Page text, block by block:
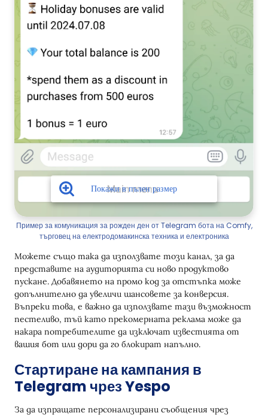
Пример за комуникация за рожден ден от Telegram бота на Comfy,
търговец на електродомакинска техника и електроника
Можете също така да използвате този канал, за да
представите на аудиторията си ново продуктово
пускане. Добавянето на промо код за отстъпка може
допълнително да увеличи шансовете за конверсия.
Въпреки това, е важно да използвате тази възможност
пестеливо, тъй като прекомерната реклама може да
накара потребителите да изключат известията от
вашия бот или дори да го блокират напълно.
Стартиране на кампания в
Telegram чрез Yespo
За да изпращате персонализирани съобщения чрез